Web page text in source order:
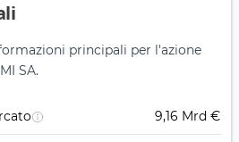
principali per l'azione
SA.
9,16 Mrd €